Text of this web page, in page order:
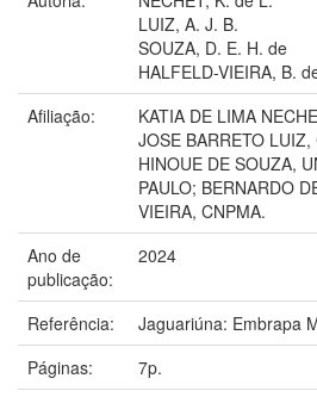
LUIZ, A. J. B.
SOUZA, D. E. H. de
HALFELD-VIEIRA, B.
Afiliação:
KATIA DE LIMA
JOSE BARRETO
HINOUE DE SOUZA,
PAULO; BERNARDO
VIEIRA, CNPMA.
Ano de
publicação:
2024
Referência:
Jaguariúna: Embrapa
Páginas:
7p.